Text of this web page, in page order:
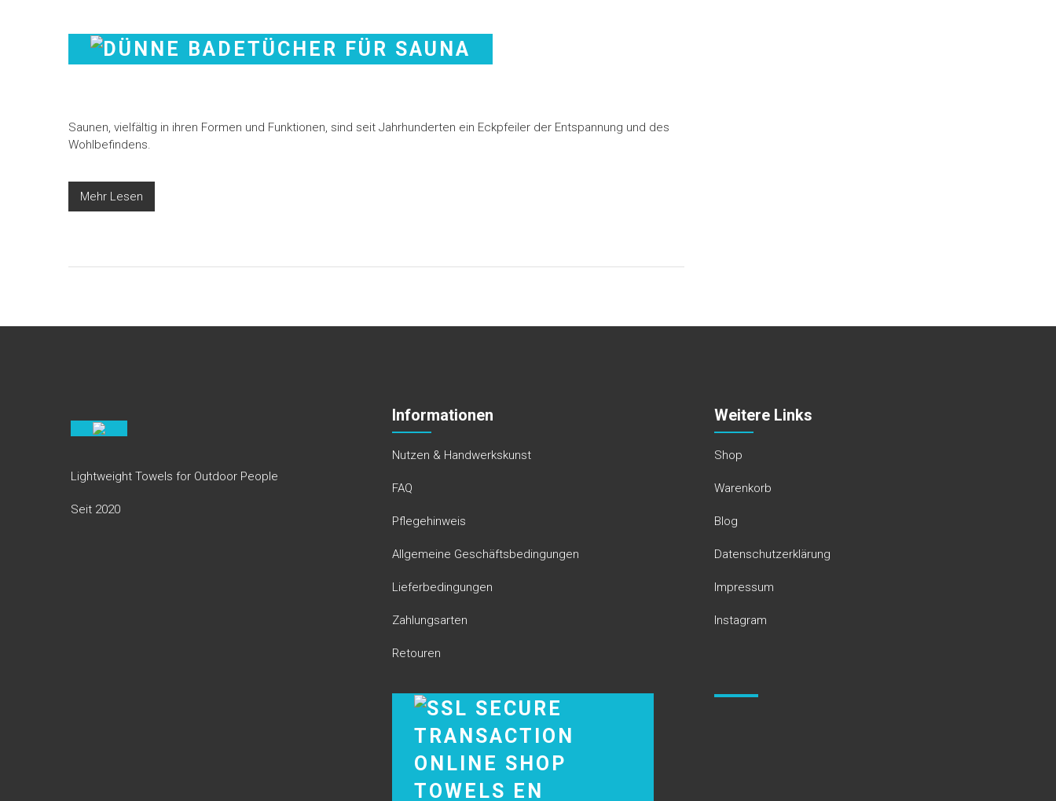
Saunen, vielfältig in ihren Formen und Funktionen, sind seit Jahrhunderten ein Eckpfeiler der Entspannung und des
Wohlbefindens.
Mehr Lesen
Lightweight Towels for Outdoor People
Seit 2020
Informationen
Nutzen & Handwerkskunst
FAQ
Pflegehinweis
Allgemeine Geschäftsbedingungen
Lieferbedingungen
Zahlungsarten
Retouren
Weitere Links
Shop
Warenkorb
Blog
Datenschutzerklärung
Impressum
Instagram